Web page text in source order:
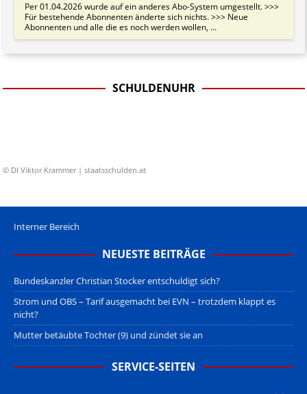
Per 01.04.2026 wurde auf ein anderes Abo-System umgestellt. >>>
Für bestehende Abonnenten änderte sich nichts. >>> Neue
Abonnenten und alle die es noch werden wollen, ...
SCHULDENUHR
© DI Viktor Krammer | staatsschulden.at
Interner Bereich
NEUESTE BEITRÄGE
Bundeskanzler Christian Stocker entschuldigt sich?
Strom und OBS – Tarif ausgemacht bei EVN – trotzdem klappt es
nicht?
Mutter betäubte Tochter (9) und zündet sie an
SERVICE-SEITEN